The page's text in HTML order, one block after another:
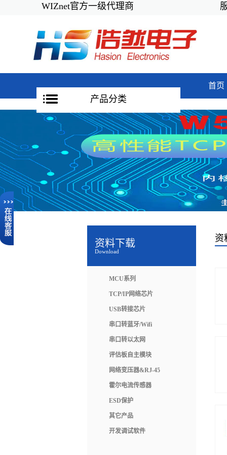
WIZnet官方一级代理商 服务
产品分类
首页
资料下载
Download
MCU系列
TCP/IP网络芯片
USB转接芯片
串口转蓝牙/Wifi
串口转以太网
评估板自主模块
网络变压器&RJ-45
霍尔电流传感器
ESD保护
其它产品
开发调试软件
资